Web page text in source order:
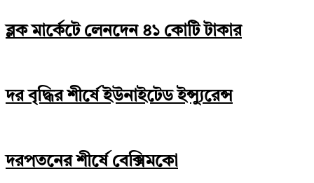
ব্লক মার্কেটে লেনদেন ৪১ কোটি টাকার
দর বৃদ্ধির শীর্ষে ইউনাইটেড ইন্স্যুরেন্স
দরপতনের শীর্ষে বেক্সিমকো